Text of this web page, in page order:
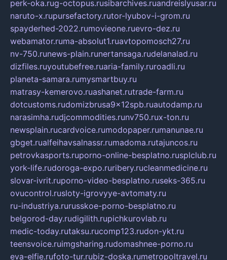
perk-oka.rug-octopus.rusibarchives.ruandreislyusar.ru
naruto-x.rupursefactory.rutor-lyubov-i-grom.ru
spayderhed-2022.rumovieone.ruevro-dez.ru
webamator.ruma-absolut1.ruavtopomosch27.ru
nv-750.runews-plain.runertansaga.rudelanalad.ru
dizfiles.ruyoutubefree.ruaria-family.ruroadli.ru
planeta-samara.rumysmartbuy.ru
matrasy-kemerovo.ruashanet.rutrade-farm.ru
dotcustoms.rudomizbrusa9x12spb.ruautodamp.ru
narasimha.rudjcommodities.runv750.rux-ton.ru
newsplain.rucardvoice.rumodopaper.rumanunae.ru
gbget.rualfeihavsalnassr.rumadoma.rutajuncos.ru
petrovkasports.ruporno-online-besplatno.rusplclub.ru
york-life.rudoroga-expo.ruribery.rucleanmedicine.ru
slovar-ivrit.ruporno-video-besplatno.ruseks-365.ru
ovucontrol.rusloty-igrovyye-avtomaty.ru
ru-industriya.rurusskoe-porno-besplatno.ru
belgorod-day.rudigilith.rupichkurovlab.ru
medic-today.rutaksu.rucomp123.rudon-ykt.ru
teensvoice.ruimgsharing.rudomashnee-porno.ru
eva-elfie.rufoto-tur.rubiz-doska.rumetropoltravel.ru